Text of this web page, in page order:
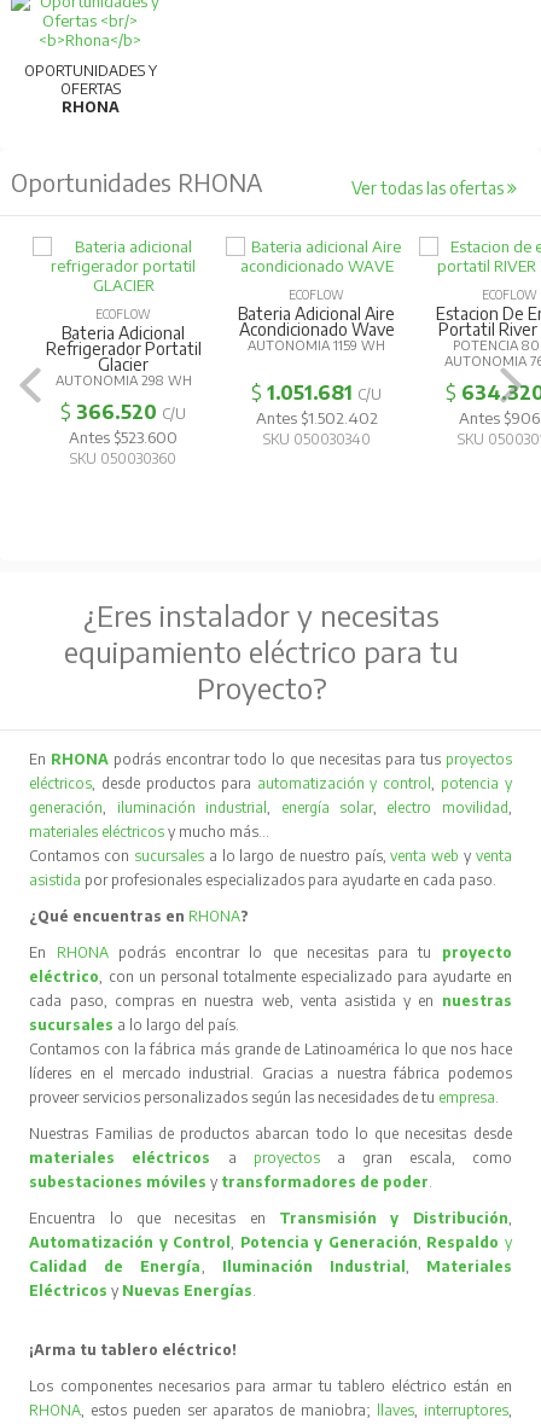
OPORTUNIDADES Y
OFERTAS
RHONA
Oportunidades RHONA Ver todas las ofertas
ECOFLOW
Bateria Adicional
Refrigerador Portatil
Glacier
AUTONOMIA 298 WH
$ 366.520 C/U
Antes $523.600
SKU 050030360
ECOFLOW
Bateria Adicional Aire
Acondicionado Wave
AUTONOMIA 1159 WH
$1.051.681 C/U
Antes $1.502.402
SKU 050030340
ECOFLOW
Estacion De
Portatil River
POTENCIA
AUTONOMIA
$
Antes
SKU
¿Eres instalador y necesitas
equipamiento eléctrico para tu
Proyecto?
En RHONA podrás encontrar todo lo que necesitas para tus proyectos
eléctricos, desde productos para automatización y control, potencia y
generación, iluminación industrial, energía solar, electro movilidad,
materiales eléctricos y mucho más…
Contamos con sucursales a lo largo de nuestro país,venta web y venta
asistida por profesionales especializados para ayudarte en cada paso.
¿Qué encuentras en RHONA?
En RHONA podrás encontrar lo que necesitas para tu proyecto
eléctrico, con un personal totalmente especializado para ayudarte en
cada paso, compras en nuestra web, venta asistida y en nuestras
sucursales a lo largo del país.
Contamos con la fábrica más grande de Latinoamérica lo que nos hace
líderes en el mercado industrial. Gracias a nuestra fábrica podemos
proveer servicios personalizados según las necesidades de tu empresa.
Nuestras Familias de productos abarcan todo lo que necesitas desde
materiales eléctricos
a proyectos
a gran escala, como
subestaciones móvilesy transformadores de poder.
Encuentra lo que necesitas en Transmisión y Distribución,
Automatización y Control, Potencia y Generación, Respaldo y
Calidad de Energía, Iluminación Industrial , Materiales
Eléctricos y Nuevas Energías.
¡Arma tu tablero eléctrico!
Los componentes necesarios para armar tu tablero eléctrico están en
RHONA, estos pueden ser aparatos de maniobra; llaves, interruptores,